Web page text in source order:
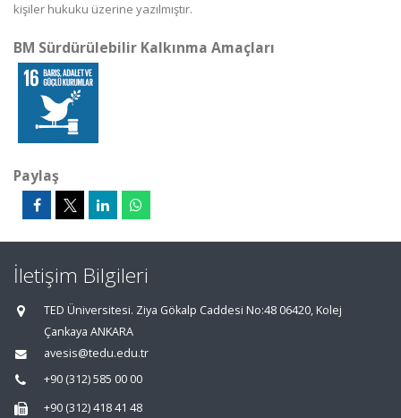
kişiler hukuku üzerine yazılmıştır.
BM Sürdürülebilir Kalkınma Amaçları
Paylaş
İletişim Bilgileri
TED Üniversitesi. Ziya Gökalp Caddesi No:48 06420, Kolej
Çankaya ANKARA
avesis@tedu.edu.tr
+90 (312) 585 00 00
+90 (312) 418 41 48